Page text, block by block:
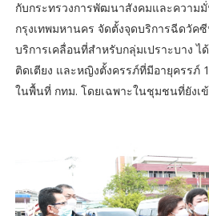
กับกระทรวงการพัฒนาสังคมและความ
กรุงเทพมหานคร จัดตั้งจุดบริการฉีดวั
บริการเคลื่อนที่สำหรับกลุ่มเปราะบาง ไ
ติดเตียง และหญิงตั้งครรภ์ที่มีอายุครรภ์
ในพื้นที่ กทม. โดยเฉพาะในชุมชนที่ยังเ